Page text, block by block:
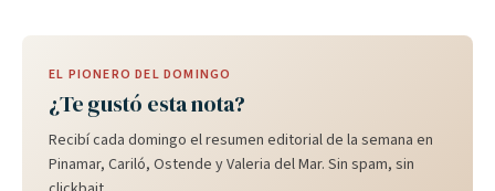
EL PIONERO DEL DOMINGO
¿Te gustó esta nota?
Recibí cada domingo el resumen editorial de la semana en
Pinamar, Cariló, Ostende y Valeria del Mar. Sin spam, sin